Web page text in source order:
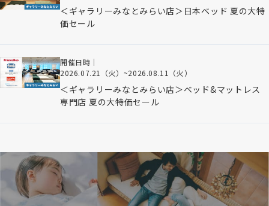
＜ギャラリーみなとみらい店＞日本ベッド 夏の大特
価セール
開催日時｜
2026.07.21（火） ~2026.08.11（火）
＜ギャラリーみなとみらい店＞ベッド&マットレス
専門店 夏の大特価セール